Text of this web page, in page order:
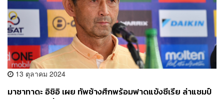
13 ตุลาคม 2024
มาซาทาดะ อิชิอิ เผย ทัพช้างศึกพร้อมฟาดแข้งซีเรีย ล่าแชมป์